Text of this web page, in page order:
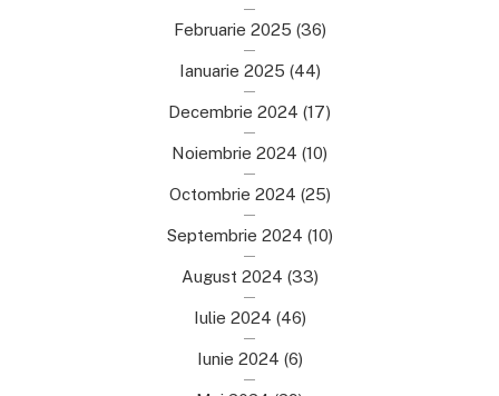
Februarie 2025 (36)
Ianuarie 2025 (44)
Decembrie 2024 (17)
Noiembrie 2024 (10)
Octombrie 2024 (25)
Septembrie 2024 (10)
August 2024 (33)
Iulie 2024 (46)
Iunie 2024 (6)